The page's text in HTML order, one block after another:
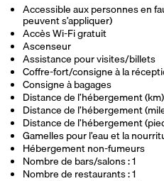
Accessible aux personnes en
peuvent s’appliquer)
Accès Wi-Fi gratuit
Ascenseur
Assistance pour visites/billets
Coffre-fort/consigne à la
Consigne à bagages
Distance de l’hébergement
Distance de l’hébergement
Distance de l’hébergement
Gamelles pour l’eau et la
Hébergement non-fumeurs
Nombre de bars/salons : 1
Nombre de restaurants : 1